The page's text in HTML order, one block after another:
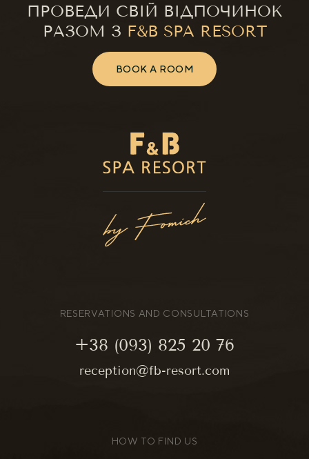
ПРОВЕДИ СВІЙ ВІДПОЧИНОК
РАЗОМ З F&B SPA RESORT
BOOK A ROOM
RESERVATIONS AND CONSULTATIONS
+38 (093) 825 20 76
reception@fb-resort.com
HOW TO FIND US